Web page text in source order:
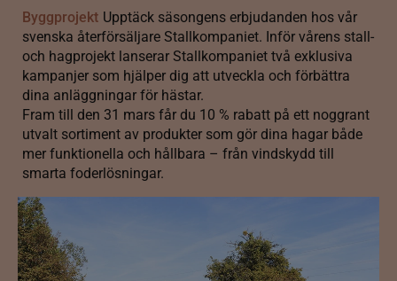
Byggprojekt Upptäck säsongens erbjudanden hos vår
svenska återförsäljare Stallkompaniet. Inför vårens stall-
och hagprojekt lanserar Stallkompaniet två exklusiva
kampanjer som hjälper dig att utveckla och förbättra
dina anläggningar för hästar.
Fram till den 31 mars får du 10 % rabatt på ett noggrant
utvalt sortiment av produkter som gör dina hagar både
mer funktionella och hållbara – från vindskydd till
smarta foderlösningar.